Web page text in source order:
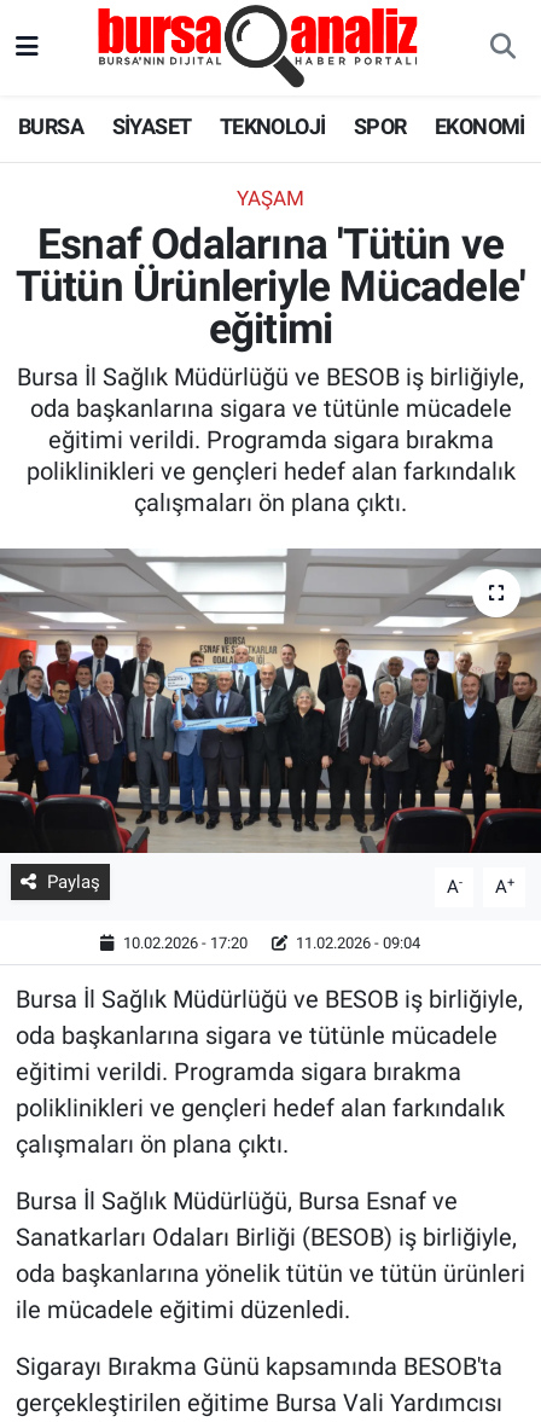
BURSA SİYASET TEKNOLOJİ SPOR EKONOMİ
YAŞAM
Esnaf Odalarına 'Tütün ve
Tütün Ürünleriyle Mücadele'
eğitimi
Bursa İl Sağlık Müdürlüğü ve BESOB iş birliğiyle,
oda başkanlarına sigara ve tütünle mücadele
eğitimi verildi. Programda sigara bırakma
poliklinikleri ve gençleri hedef alan farkındalık
çalışmaları ön plana çıktı.
Paylaş A- A+
10.02.2026 - 17:20 11.02.2026 - 09:04
Bursa İl Sağlık Müdürlüğü ve BESOB iş birliğiyle,
oda başkanlarına sigara ve tütünle mücadele
eğitimi verildi. Programda sigara bırakma
poliklinikleri ve gençleri hedef alan farkındalık
çalışmaları ön plana çıktı.
Bursa İl Sağlık Müdürlüğü, Bursa Esnaf ve
Sanatkarları Odaları Birliği (BESOB) iş birliğiyle,
oda başkanlarına yönelik tütün ve tütün ürünleri
ile mücadele eğitimi düzenledi.
Sigarayı Bırakma Günü kapsamında BESOB'ta
gerçekleştirilen eğitime Bursa Vali Yardımcısı
SPOR
SAĞLIK
ASTROLOJİ
Süper Lig Puan Durumu ve Fikstür
Son Dakika Haberleri
Haber Arşivi